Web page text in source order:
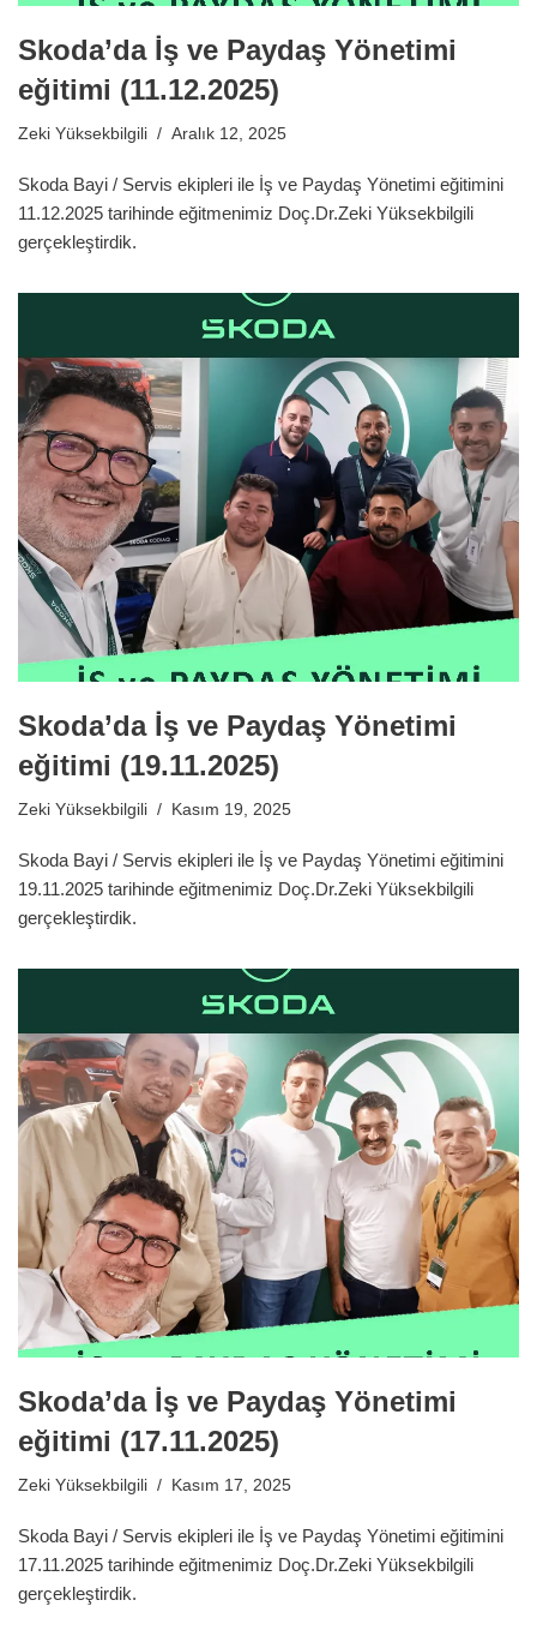
Skoda’da İş ve Paydaş Yönetimi
eğitimi (11.12.2025)
Zeki Yüksekbilgili Aralık 12, 2025
Skoda Bayi / Servis ekipleri ile İş ve Paydaş Yönetimi eğitimini
11.12.2025 tarihinde eğitmenimiz Doç.Dr.Zeki Yüksekbilgili
gerçekleştirdik.
Skoda’da İş ve Paydaş Yönetimi
eğitimi (19.11.2025)
Zeki Yüksekbilgili Kasım 19, 2025
Skoda Bayi / Servis ekipleri ile İş ve Paydaş Yönetimi eğitimini
19.11.2025 tarihinde eğitmenimiz Doç.Dr.Zeki Yüksekbilgili
gerçekleştirdik.
Skoda’da İş ve Paydaş Yönetimi
eğitimi (17.11.2025)
Zeki Yüksekbilgili Kasım 17, 2025
Skoda Bayi / Servis ekipleri ile İş ve Paydaş Yönetimi eğitimini
17.11.2025 tarihinde eğitmenimiz Doç.Dr.Zeki Yüksekbilgili
gerçekleştirdik.